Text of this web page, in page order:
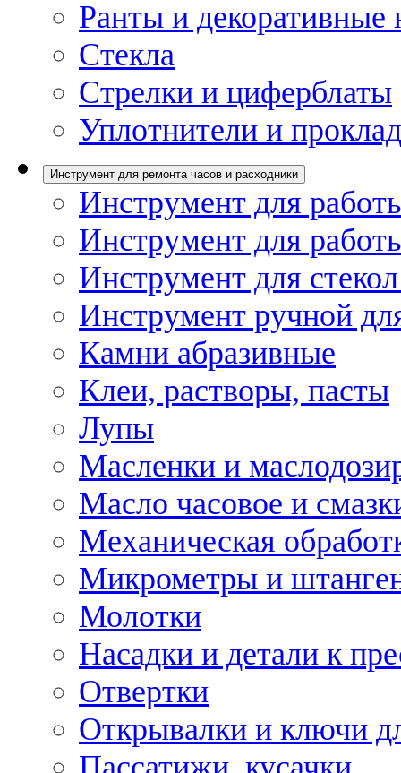
Ранты и декоративные
Стекла
Стрелки и циферблаты
Уплотнители и
Инструмент для ремонта часов и расходники
Инструмент для
Инструмент для
Инструмент для
Инструмент ручной
Камни абразивные
Клеи, растворы, пасты
Лупы
Масленки и
Масло часовое и
Механическая
Микрометры и
Молотки
Насадки и детали к
Отвертки
Открывалки и ключи